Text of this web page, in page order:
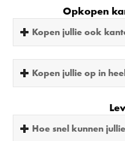
Opkopen
Kopen jullie ook
Kopen jullie op in
Hoe snel kunnen